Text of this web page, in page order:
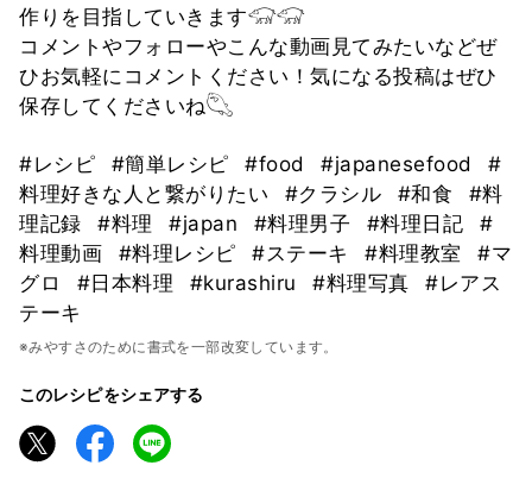
作りを目指していきます𓃟𓃟
コメントやフォローやこんな動画見てみたいなどぜ
ひお気軽にコメントください！気になる投稿はぜひ
保存してくださいね𓆡
#レシピ #簡単レシピ #food #japanesefood
#
料理好きな人と繋がりたい
#クラシル #和食
#料
理記録
#料理 #japan #料理男子 #料理日記
#
料理動画
#料理レシピ #ステーキ #料理教室
#マ
グロ
#日本料理 #kurashiru #料理写真
#レアス
テーキ
※みやすさのために書式を一部改変しています。
このレシピをシェアする